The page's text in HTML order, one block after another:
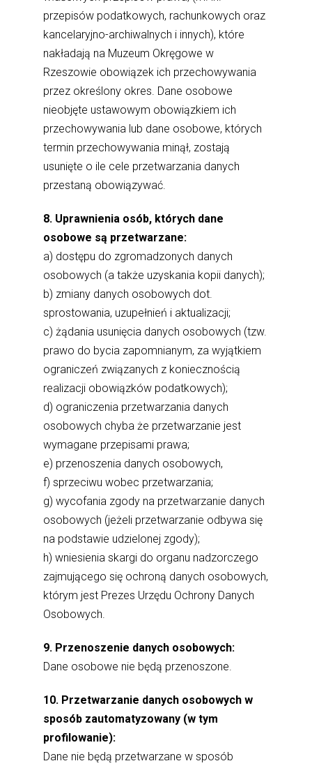
przepisów podatkowych, rachunkowych oraz
kancelaryjno-archiwalnych i innych), które
nakładają na Muzeum Okręgowe w
Rzeszowie obowiązek ich przechowywania
przez określony okres. Dane osobowe
nieobjęte ustawowym obowiązkiem ich
przechowywania lub dane osobowe, których
termin przechowywania minął, zostają
usunięte o ile cele przetwarzania danych
przestaną obowiązywać.
8. Uprawnienia osób, których dane
osobowe są przetwarzane:
a) dostępu do zgromadzonych danych
osobowych (a także uzyskania kopii danych);
b) zmiany danych osobowych dot.
sprostowania, uzupełnień i aktualizacji;
c) żądania usunięcia danych osobowych (tzw.
prawo do bycia zapomnianym, za wyjątkiem
ograniczeń związanych z koniecznością
realizacji obowiązków podatkowych);
d) ograniczenia przetwarzania danych
osobowych chyba że przetwarzanie jest
wymagane przepisami prawa;
e) przenoszenia danych osobowych,
f) sprzeciwu wobec przetwarzania;
g) wycofania zgody na przetwarzanie danych
osobowych (jeżeli przetwarzanie odbywa się
na podstawie udzielonej zgody);
h) wniesienia skargi do organu nadzorczego
zajmującego się ochroną danych osobowych,
którym jest Prezes Urzędu Ochrony Danych
Osobowych.
9. Przenoszenie danych osobowych:
Dane osobowe nie będą przenoszone.
10. Przetwarzanie danych osobowych w
sposób zautomatyzowany (w tym
profilowanie):
Dane nie będą przetwarzane w sposób